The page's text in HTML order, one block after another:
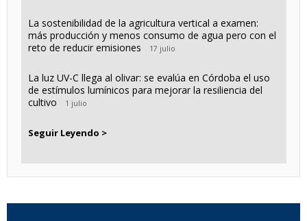
La sostenibilidad de la agricultura vertical a examen:
más producción y menos consumo de agua pero con el
reto de reducir emisiones
17 julio
La luz UV-C llega al olivar: se evalúa en Córdoba el uso
de estímulos lumínicos para mejorar la resiliencia del
cultivo
1 julio
Seguir Leyendo >